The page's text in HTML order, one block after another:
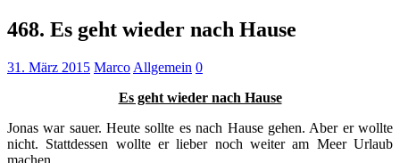
468. Es geht wieder nach Hause
31. März 2015 Marco Allgemein 0
Es geht wieder nach Hause
Jonas war sauer. Heute sollte es nach Hause gehen. Aber er wollte
nicht. Stattdessen wollte er lieber noch weiter am Meer Urlaub
machen.